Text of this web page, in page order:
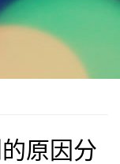
原因分